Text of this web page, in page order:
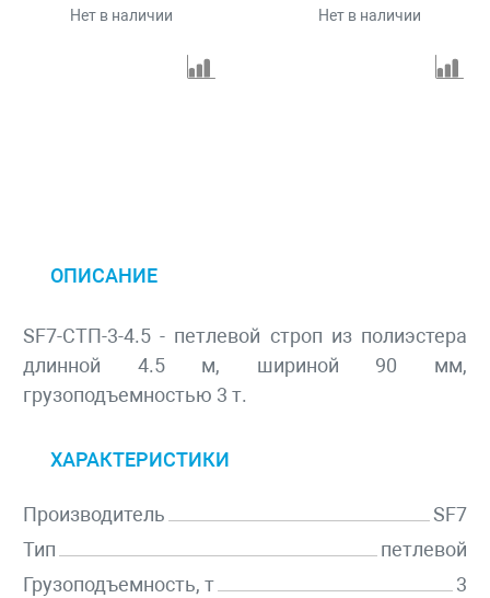
Нет в наличии Нет в наличии
ОПИСАНИЕ
SF7-СТП-3-4.5 - петлевой строп из полиэстера
длинной 4.5 м, шириной 90 мм,
грузоподъемностью 3 т.
ХАРАКТЕРИСТИКИ
Производитель
SF7
Тип
петлевой
Грузоподъемность, т
3